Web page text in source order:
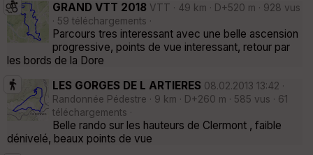
GRAND VTT 2018 VTT · 49 km · D+520 m · 928 vus
· 59 téléchargements ·
Parcours tres interessant avec une belle ascension
progressive, points de vue interessant, retour par
les bords de la Dore
LES GORGES DE L ARTIERES 08.02.2013 13:42 ·
Randonnée Pédestre · 9 km · D+260 m · 585 vus · 61
téléchargements ·
Belle rando sur les hauteurs de Clermont , faible
dénivelé, beaux points de vue